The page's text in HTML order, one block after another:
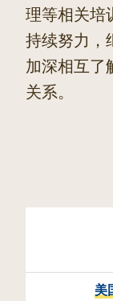
理等相关培
持续努力，
加深相互了
关系。
美